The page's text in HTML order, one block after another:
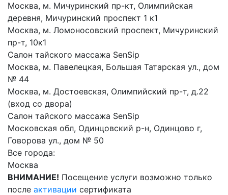
Москва, м. Мичуринский пр-кт, Олимпийская
деревня, Мичуринский проспект 1 к1
Москва, м. Ломоносовский проспект, Мичуринский
пр-т, 10к1
Салон тайского массажа SenSip
Москва, м. Павелецкая, Большая Татарская ул., дом
№ 44
Москва, м. Достоевская, Олимпийский пр-т, д.22
(вход со двора)
Салон тайского массажа SenSip
Московская обл, Одинцовский р-н, Одинцово г,
Говорова ул., дом № 50
Все города:
Москва
ВНИМАНИЕ! Посещение услуги возможно только
после активации сертификата